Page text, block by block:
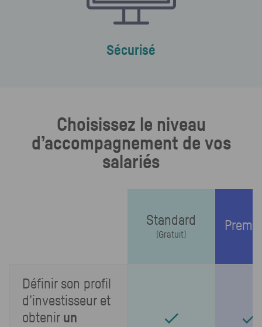
Sécurisé
Choisissez le niveau
d’accompagnement de vos
salariés
Standard
(Gratuit)
Définir son profil
d’investisseur et
obtenir un